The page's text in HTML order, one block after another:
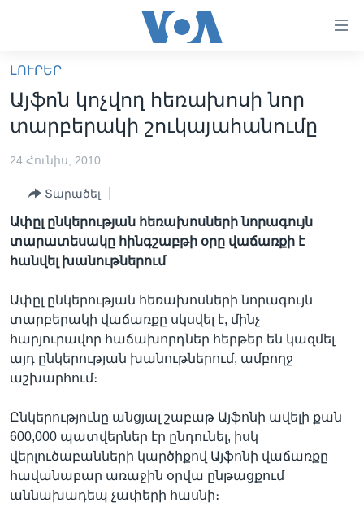
հիմնական
բովանդակությանը
անցնել
հիմնական
բովանդակությանը
բովանդակություն
ԼՈՒՐԵՐ
ՖԻԼՄԵՐ
ՖԻԼՄԵՐ
IN ENGLISH
ՄԵՐ ՄԱՍԻՆ
ՄԵՐ ՄԱՍԻՆ
ԿԱՊ ՄԵԶ ՀԵՏ
ՈՒԿՐԱԻՆԱԿԱՆ ՊԱՏԵՐԱԶՄ
Learning English
ՀԵՏԵՒԵՔ ՄԵԶ
Լեզուներ
ԼՈՒՐԵՐ
Այֆոն կոչվող հեռախոսի նոր
տարբերակի շուկայահանումը
24 Հունիս, 2010
Տարածել
Ափըլ ընկերության հեռախոսների նորագույն
տարատեսակը հինգշաբթի օրը վաճառքի է
հանվել խանութներում
Ափըլ ընկերության հեռախոսների նորագույն
տարբերակի վաճառքը սկսվել է, մինչ
հարյուրավոր հաճախորդներ հերթեր են կազմել
այդ ընկերության խանութներում, ամբողջ
աշխարհում։
Ընկերությունը անցյալ շաբաթ Այֆոնի ավելի քան
600,000 պատվերներ էր ընդունել, իսկ
վերլուծաբանների կարծիքով Այֆոնի վաճառքը
հավանաբար առաջին օրվա ընթացքում
աննախադեպ չափերի հասնի։